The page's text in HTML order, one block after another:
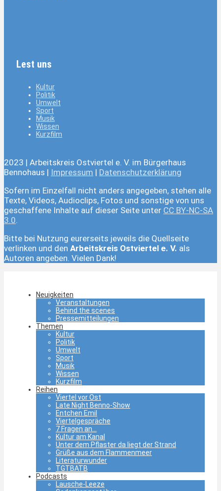
Lest uns
Kultur
Politik
Umwelt
Sport
Musik
Wissen
Kurzfilm
2023 | Arbeitskreis Ostviertel e. V. im Bürgerhaus
Bennohaus | Impressum | Datenschutzerklärung
Sofern im Einzelfall nicht anders angegeben, stehen alle
Texte, Videos, Audioclips, Fotos und sonstige von uns
geschaffene Inhalte auf dieser Seite unter CC BY-NC-SA
3.0.
Bitte bei Nutzung eurerseits jeweils die Quellseite
verlinken und den Arbeitskreis Ostviertel e. V. als
Autoren angeben. Vielen Dank!
Neuigkeiten
Veranstaltungen
Behind the scenes
Pressemitteilungen
Themen
Kultur
Politik
Umwelt
Sport
Musik
Wissen
Kurzfilm
Reihen
Viertel vor Ost
Late Night Benno-Show
Entchen Emil
Viertelgespräche
7 Fragen an…
Kultur am Kanal
Unter dem Pflaster da liegt der Strand
Grüße aus dem Flammenmeer
Literaturwunder
TGTBATB
Podcasts
Lausche-Leeze